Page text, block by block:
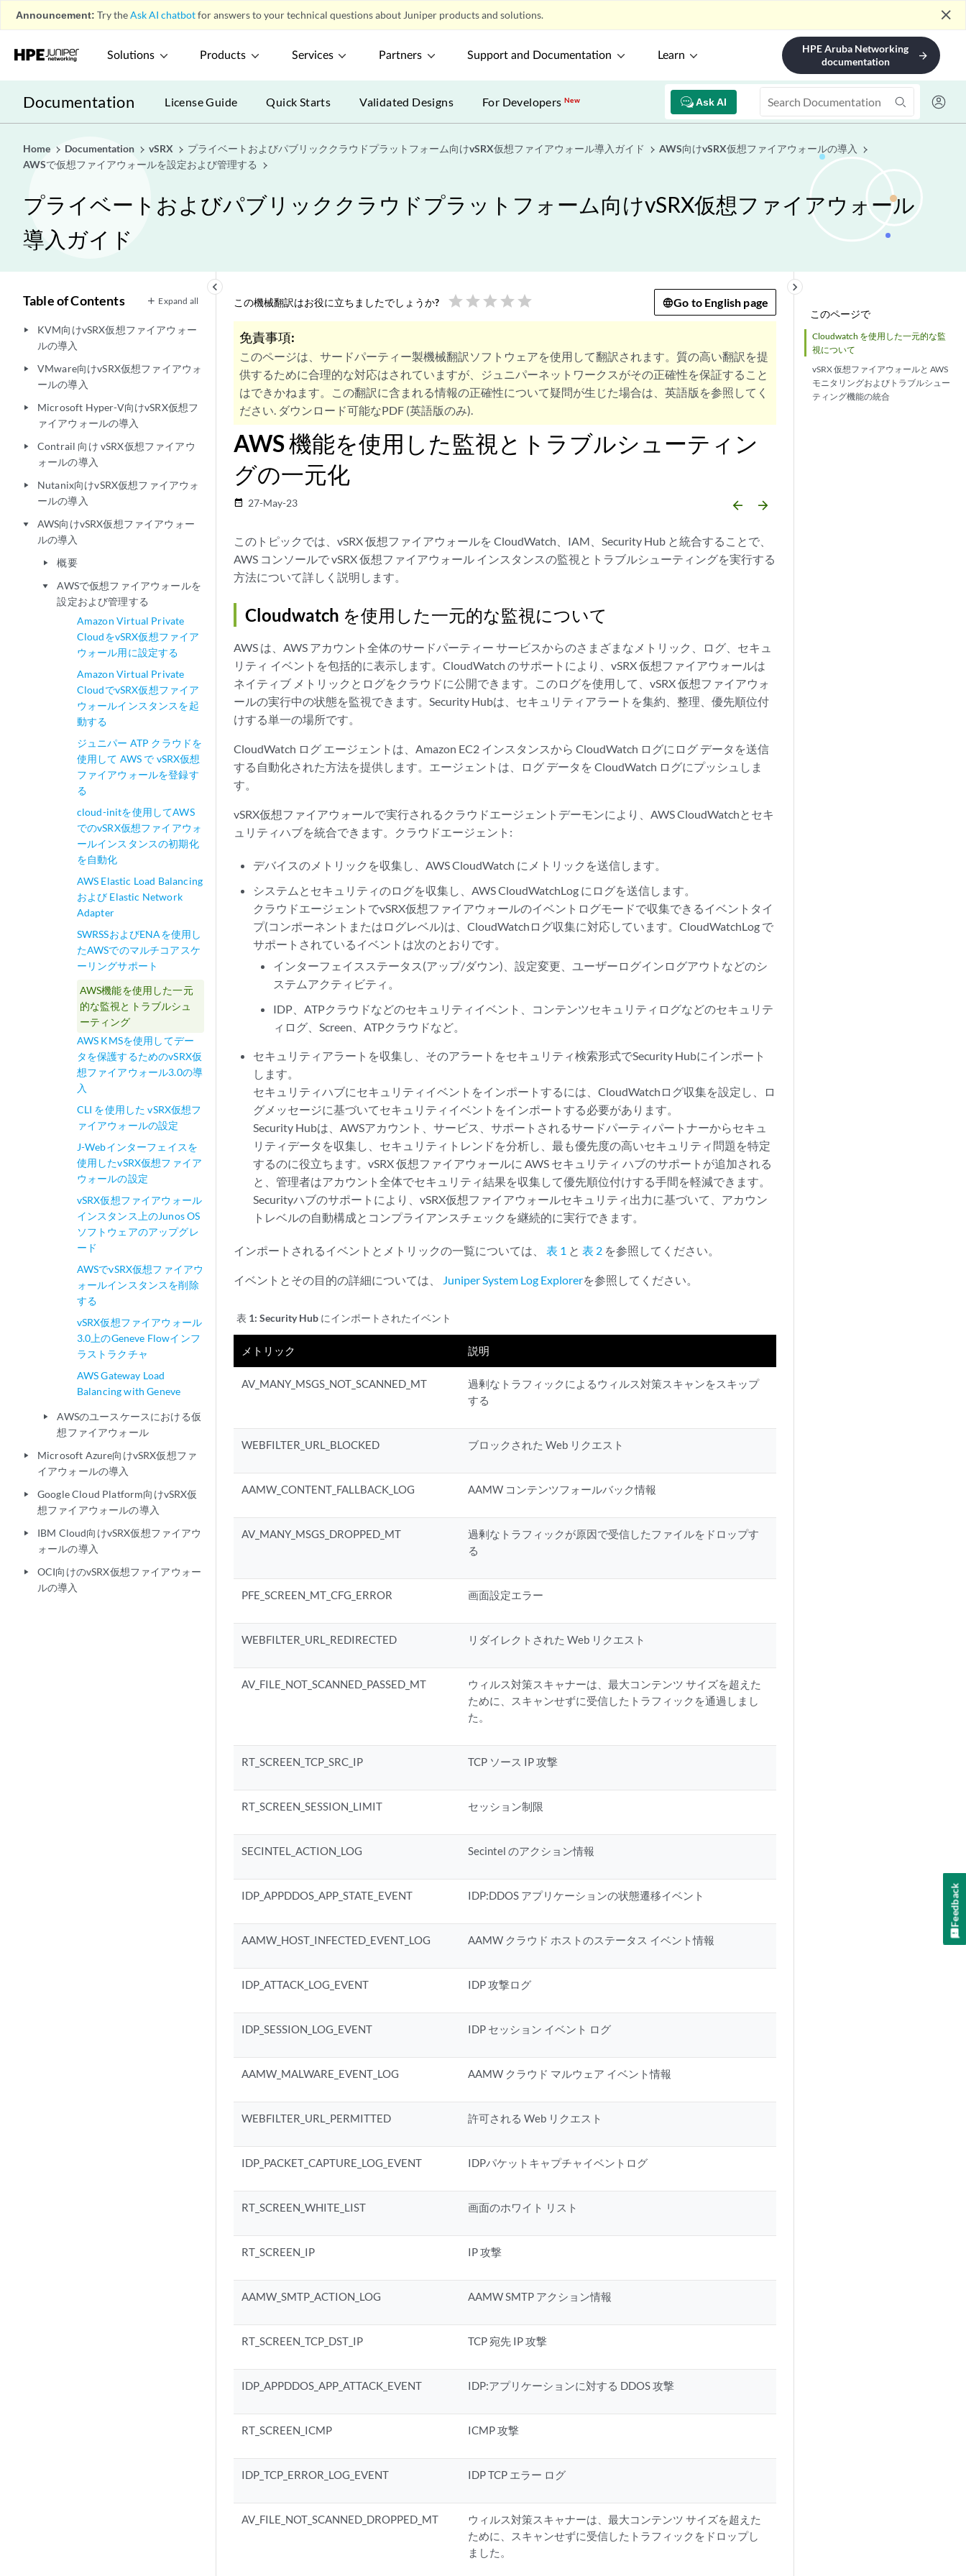
Announcement: Try theAsk AI chatbotfor answers to your technical questions about Juniper products and solutions. close
Solutions Products Services Partners Support and Documentation Learn
HPE Aruba Networking
documentation
arrow_forward
Documentation Ask AI
License Guide Quick Starts Validated Designs For DevelopersNew
Home Documentation vSRX プライベートおよびパブリッククラウドプラットフォーム向けvSRX仮想ファイアウォール導入ガイド
AWS向けvSRX仮想ファイアウォールの導入
AWSで仮想ファイアウォールを設定および管理する
プライベートおよびパブリッククラウドプラットフォーム向けvSRX仮想ファイアウォール
導入ガイド
keyboard_arrow_left
Table of Contents Expand all
play_arrow
KVM向けvSRX仮想ファイアウォー
ルの導入
play_arrow
VMware向けvSRX仮想ファイアウォ
ールの導入
play_arrow
Microsoft Hyper-V向けvSRX仮想フ
ァイアウォールの導入
play_arrow
Contrail 向け vSRX仮想ファイアウ
ォールの導入
play_arrow
Nutanix向けvSRX仮想ファイアウォ
ールの導入
play_arrow
AWS向けvSRX仮想ファイアウォー
ルの導入
play_arrow 概要
play_arrow
AWSで仮想ファイアウォールを
設定および管理する
Amazon Virtual Private
CloudをvSRX仮想ファイア
ウォール用に設定する
Amazon Virtual Private
CloudでvSRX仮想ファイア
ウォールインスタンスを起
動する
ジュニパー ATP クラウドを
使用して AWS で vSRX仮想
ファイアウォールを登録す
る
cloud-initを使用してAWS
でのvSRX仮想ファイアウォ
ールインスタンスの初期化
を自動化
AWS Elastic Load Balancing
および Elastic Network
Adapter
SWRSSおよびENAを使用し
たAWSでのマルチコアスケ
ーリングサポート
AWS機能を使用した一元
的な監視とトラブルシュ
ーティング
AWS KMSを使用してデー
タを保護するためのvSRX仮
想ファイアウォール3.0の導
入
CLI を使用した vSRX仮想フ
ァイアウォールの設定
J-Webインターフェイスを
使用したvSRX仮想ファイア
ウォールの設定
vSRX仮想ファイアウォール
インスタンス上のJunos OS
ソフトウェアのアップグレ
ード
AWSでvSRX仮想ファイアウ
ォールインスタンスを削除
する
vSRX仮想ファイアウォール
3.0上のGeneve Flowインフ
ラストラクチャ
AWS Gateway Load
Balancing with Geneve
play_arrow
AWSのユースケースにおける仮
想ファイアウォール
play_arrow
Microsoft Azure向けvSRX仮想ファ
イアウォールの導入
play_arrow
Google Cloud Platform向けvSRX仮
想ファイアウォールの導入
play_arrow
IBM Cloud向けvSRX仮想ファイアウ
ォールの導入
play_arrow
OCI向けのvSRX仮想ファイアウォー
ルの導入
このページで
Cloudwatch を使用した一元的な監
視について
vSRX 仮想ファイアウォールと AWS
モニタリングおよびトラブルシュー
ティング機能の統合
keyboard_arrow_right
この機械翻訳はお役に立ちましたでしょうか? star star star star star Go to English page
免責事項:
このページは、サードパーティー製機械翻訳ソフトウェアを使用して翻訳されます。質の高い翻訳を提
供するために合理的な対応はされていますが、ジュニパーネットワークスがその正確性を保証すること
はできかねます。この翻訳に含まれる情報の正確性について疑問が生じた場合は、英語版を参照してく
ださい. ダウンロード可能なPDF (英語版のみ).
AWS 機能を使用した監視とトラブルシューティン
グの一元化
date_range 27-May-23 arrow_backward arrow_forward
このトピックでは、vSRX 仮想ファイアウォールを CloudWatch、IAM、Security Hub と統合することで、
AWS コンソールで vSRX 仮想ファイアウォール インスタンスの監視とトラブルシューティングを実行する
方法について詳しく説明します。
Cloudwatch を使用した一元的な監視について
AWS は、AWS アカウント全体のサードパーティー サービスからのさまざまなメトリック、ログ、セキュ
リティ イベントを包括的に表示します。CloudWatch のサポートにより、vSRX 仮想ファイアウォールは
ネイティブ メトリックとログをクラウドに公開できます。このログを使用して、vSRX 仮想ファイアウォ
ールの実行中の状態を監視できます。Security Hubは、セキュリティアラートを集約、整理、優先順位付
けする単一の場所です。
CloudWatch ログ エージェントは、Amazon EC2 インスタンスから CloudWatch ログにログ データを送信
する自動化された方法を提供します。エージェントは、ログ データを CloudWatch ログにプッシュしま
す。
vSRX仮想ファイアウォールで実行されるクラウドエージェントデーモンにより、AWS CloudWatchとセキ
ュリティハブを統合できます。クラウドエージェント:
デバイスのメトリックを収集し、AWS CloudWatch にメトリックを送信します。
システムとセキュリティのログを収集し、AWS CloudWatchLog にログを送信します。
クラウドエージェントでvSRX仮想ファイアウォールのイベントログモードで収集できるイベントタイ
プ(コンポーネントまたはログレベル)は、CloudWatchログ収集に対応しています。CloudWatchLog で
サポートされているイベントは次のとおりです。
インターフェイスステータス(アップ/ダウン)、設定変更、ユーザーログインログアウトなどのシ
ステムアクティビティ。
IDP、ATPクラウドなどのセキュリティイベント、コンテンツセキュリティログなどのセキュリテ
ィログ、Screen、ATPクラウドなど。
セキュリティアラートを収集し、そのアラートをセキュリティ検索形式でSecurity Hubにインポート
します。
セキュリティハブにセキュリティイベントをインポートするには、CloudWatchログ収集を設定し、ロ
グメッセージに基づいてセキュリティイベントをインポートする必要があります。
Security Hubは、AWSアカウント、サービス、サポートされるサードパーティパートナーからセキュ
リティデータを収集し、セキュリティトレンドを分析し、最も優先度の高いセキュリティ問題を特定
するのに役立ちます。vSRX 仮想ファイアウォールに AWS セキュリティ ハブのサポートが追加される
と、管理者はアカウント全体でセキュリティ結果を収集して優先順位付けする手間を軽減できます。
Securityハブのサポートにより、vSRX仮想ファイアウォールセキュリティ出力に基づいて、アカウン
トレベルの自動構成とコンプライアンスチェックを継続的に実行できます。
インポートされるイベントとメトリックの一覧については、 表 1 と 表 2 を参照してください。
イベントとその目的の詳細については、 Juniper System Log Explorerを参照してください。
表 1: Security Hub にインポートされたイベント
メトリック 説明
AV_MANY_MSGS_NOT_SCANNED_MT
過剰なトラフィックによるウィルス対策スキャンをスキップ
する
WEBFILTER_URL_BLOCKED ブロックされた Web リクエスト
AAMW_CONTENT_FALLBACK_LOG AAMW コンテンツフォールバック情報
AV_MANY_MSGS_DROPPED_MT
過剰なトラフィックが原因で受信したファイルをドロップす
る
PFE_SCREEN_MT_CFG_ERROR 画面設定エラー
WEBFILTER_URL_REDIRECTED リダイレクトされた Web リクエスト
AV_FILE_NOT_SCANNED_PASSED_MT
ウィルス対策スキャナーは、最大コンテンツ サイズを超えた
ために、スキャンせずに受信したトラフィックを通過しまし
た。
RT_SCREEN_TCP_SRC_IP TCP ソース IP 攻撃
RT_SCREEN_SESSION_LIMIT セッション制限
SECINTEL_ACTION_LOG Secintel のアクション情報
IDP_APPDDOS_APP_STATE_EVENT IDP:DDOS アプリケーションの状態遷移イベント
AAMW_HOST_INFECTED_EVENT_LOG AAMW クラウド ホストのステータス イベント情報
IDP_ATTACK_LOG_EVENT IDP 攻撃ログ
IDP_SESSION_LOG_EVENT IDP セッション イベント ログ
AAMW_MALWARE_EVENT_LOG AAMW クラウド マルウェア イベント情報
WEBFILTER_URL_PERMITTED 許可される Web リクエスト
IDP_PACKET_CAPTURE_LOG_EVENT IDPパケットキャプチャイベントログ
RT_SCREEN_WHITE_LIST 画面のホワイト リスト
RT_SCREEN_IP IP 攻撃
AAMW_SMTP_ACTION_LOG AAMW SMTP アクション情報
RT_SCREEN_TCP_DST_IP TCP 宛先 IP 攻撃
IDP_APPDDOS_APP_ATTACK_EVENT IDP:アプリケーションに対する DDOS 攻撃
RT_SCREEN_ICMP ICMP 攻撃
IDP_TCP_ERROR_LOG_EVENT IDP TCP エラー ログ
AV_FILE_NOT_SCANNED_DROPPED_MT
ウィルス対策スキャナーは、最大コンテンツ サイズを超えた
ために、スキャンせずに受信したトラフィックをドロップし
ました。
Feedback